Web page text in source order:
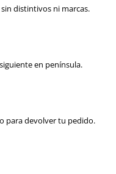
distintivos ni marcas.
en península.
para devolver tu pedido.